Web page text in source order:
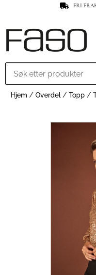
 FRI
Hjem /Overdel /Topp /